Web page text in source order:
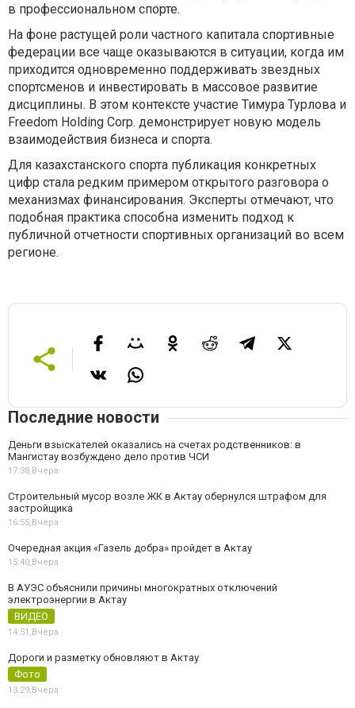
в профессиональном спорте.
На фоне растущей роли частного капитала спортивные
федерации все чаще оказываются в ситуации, когда им
приходится одновременно поддерживать звездных
спортсменов и инвестировать в массовое развитие
дисциплины. В этом контексте участие Тимура Турлова и
Freedom Holding Corp. демонстрирует новую модель
взаимодействия бизнеса и спорта.
Для казахстанского спорта публикация конкретных
цифр стала редким примером открытого разговора о
механизмах финансирования. Эксперты отмечают, что
подобная практика способна изменить подход к
публичной отчетности спортивных организаций во всем
регионе.
Последние новости
Деньги взыскателей оказались на счетах родственников: в
Мангистау возбуждено дело против ЧСИ
17:38,Вчера
Строительный мусор возле ЖК в Актау обернулся штрафом для
застройщика
16:55,Вчера
Очередная акция «Газель добра» пройдет в Актау
15:40,Вчера
В АУЭС объяснили причины многократных отключений
электроэнергии в Актау
ВИДЕО
14:51,Вчера
Дороги и разметку обновляют в Актау
Фото
13:29,Вчера